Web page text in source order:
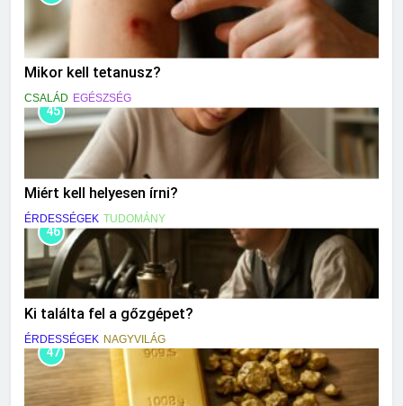
Mikor kell tetanusz?
CSALÁD EGÉSZSÉG
45
Miért kell helyesen írni?
ÉRDESSÉGEK TUDOMÁNY
46
Ki találta fel a gőzgépet?
ÉRDESSÉGEK NAGYVILÁG
47